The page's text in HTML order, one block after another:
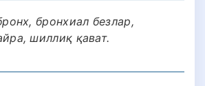
бронхиал безлар,
шиллиқ қават.